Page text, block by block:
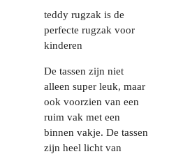
teddy rugzak is de
perfecte rugzak voor
kinderen
De tassen zijn niet
alleen super leuk, maar
ook voorzien van een
ruim vak met een
binnen vakje. De tassen
zijn heel licht van